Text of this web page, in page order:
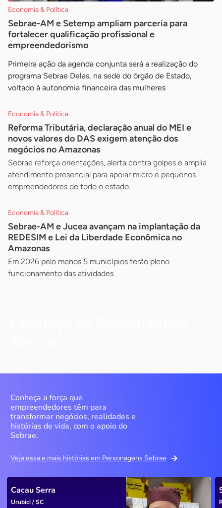
Economia & Política
Sebrae-AM e Setemp ampliam parceria para
fortalecer qualificação profissional e
empreendedorismo
Primeira ação da agenda conjunta será a realização do
programa Sebrae Delas, na sede do órgão de Estado,
voltado à autonomia financeira das mulheres
Economia & Política
Reforma Tributária, declaração anual do MEI e
novos valores do DAS exigem atenção dos
negócios no Amazonas
Sebrae reforça orientações, alerta contra golpes e amplia
atendimento presencial para apoiar micro e pequenos
empreendedores de todo o estado.
Economia & Política
Sebrae-AM e Jucea avançam na implantação da
REDESIM e Lei da Liberdade Econômica no
Amazonas
Em 2026 pelo menos 5 municípios terão pleno
funcionamento das atividades
Conheça a força que
empreendedores têm para
transformar negócios, realidades e
histórias de vida, com o apoio do
Sebrae.
Veja essa e mais histórias em Personagens Sebrae
Cacau Serra
Urubici / SC